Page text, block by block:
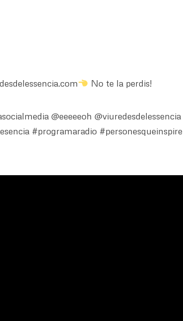
No te la perdis!
@eeeeeoh
#programaradio